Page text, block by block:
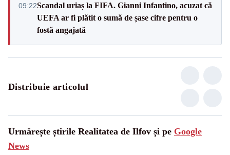
09:22Scandal uriaș la FIFA. Gianni Infantino, acuzat că
UEFA ar fi plătit o sumă de șase cifre pentru o
fostă angajată
Distribuie articolul
Urmărește știrile Realitatea de Ilfov și pe Google
News